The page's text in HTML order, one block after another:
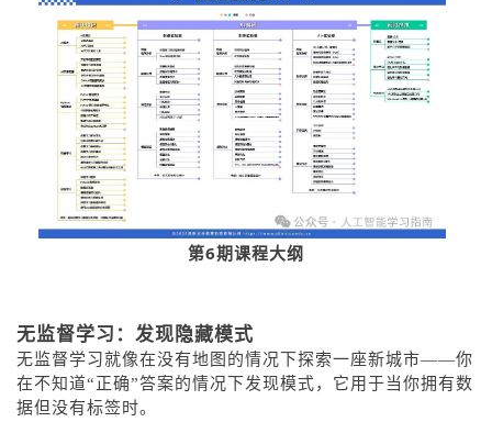
第6期课程大纲
无监督学习：发现隐藏模式
无监督学习就像在没有地图的情况下探索一座新城市——你
在不知道“正确”答案的情况下发现模式，它用于当你拥有数
据但没有标签时。